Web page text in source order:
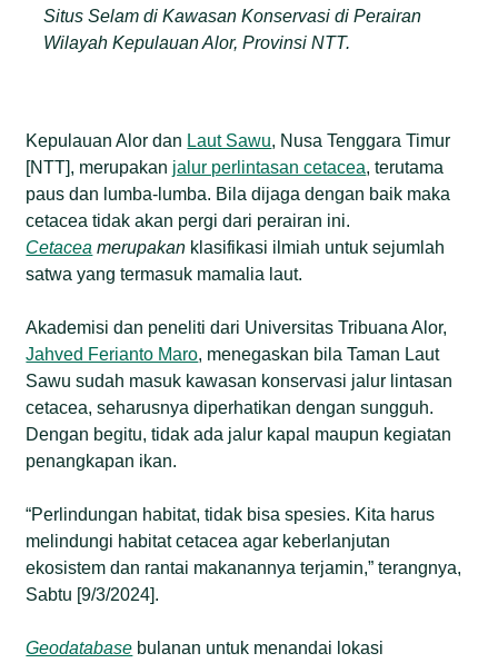
Situs Selam di Kawasan Konservasi di Perairan
Wilayah Kepulauan Alor, Provinsi NTT.
Kepulauan Alor dan Laut Sawu, Nusa Tenggara Timur
[NTT], merupakan jalur perlintasan cetacea, terutama
paus dan lumba-lumba. Bila dijaga dengan baik maka
cetacea tidak akan pergi dari perairan ini.
Cetacea merupakan klasifikasi ilmiah untuk sejumlah
satwa yang termasuk mamalia laut.
Akademisi dan peneliti dari Universitas Tribuana Alor,
Jahved Ferianto Maro, menegaskan bila Taman Laut
Sawu sudah masuk kawasan konservasi jalur lintasan
cetacea, seharusnya diperhatikan dengan sungguh.
Dengan begitu, tidak ada jalur kapal maupun kegiatan
penangkapan ikan.
“Perlindungan habitat, tidak bisa spesies. Kita harus
melindungi habitat cetacea agar keberlanjutan
ekosistem dan rantai makanannya terjamin,” terangnya,
Sabtu [9/3/2024].
Geodatabase bulanan untuk menandai lokasi